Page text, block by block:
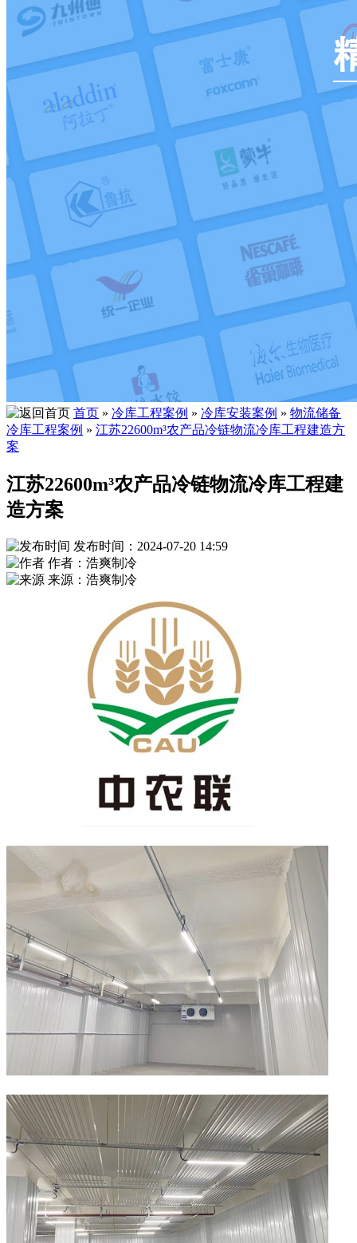
首页 » 冷库工程案例 » 冷库安装案例 » 物流储备
冷库工程案例 » 江苏22600m³农产品冷链物流冷库工程建造方
案
江苏22600m³农产品冷链物流冷库工程建
造方案
发布时间：2024-07-20 14:59
作者：浩爽制冷
来源：浩爽制冷